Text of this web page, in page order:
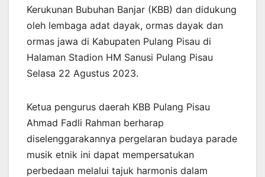
Kerukunan Bubuhan Banjar (KBB) dan didukung
oleh lembaga adat dayak, ormas dayak dan
ormas jawa di Kabupaten Pulang Pisau di
Halaman Stadion HM Sanusi Pulang Pisau
Selasa 22 Agustus 2023.
Ketua pengurus daerah KBB Pulang Pisau
Ahmad Fadli Rahman berharap
diselenggarakannya pergelaran budaya parade
musik etnik ini dapat mempersatukan
perbedaan melalui tajuk harmonis dalam